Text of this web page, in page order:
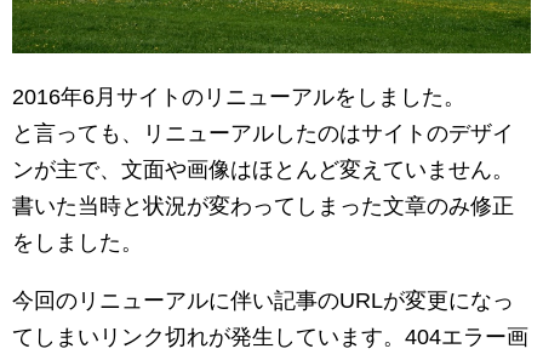
2016年6月サイトのリニューアルをしました。
と言っても、リニューアルしたのはサイトのデザイ
ンが主で、文面や画像はほとんど変えていません。
書いた当時と状況が変わってしまった文章のみ修正
をしました。
今回のリニューアルに伴い記事のURLが変更になっ
てしまいリンク切れが発生しています。404エラー画